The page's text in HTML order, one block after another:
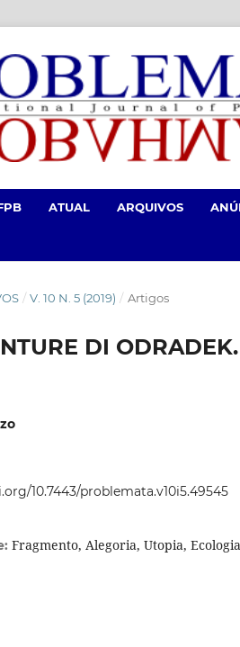
ATUAL ARQUIVOS
/ V. 10 N. 5 (2019) / Artigos
DI
10.7443/problemata.v10i5.49545
Fragmento, Alegoria, Utopia,